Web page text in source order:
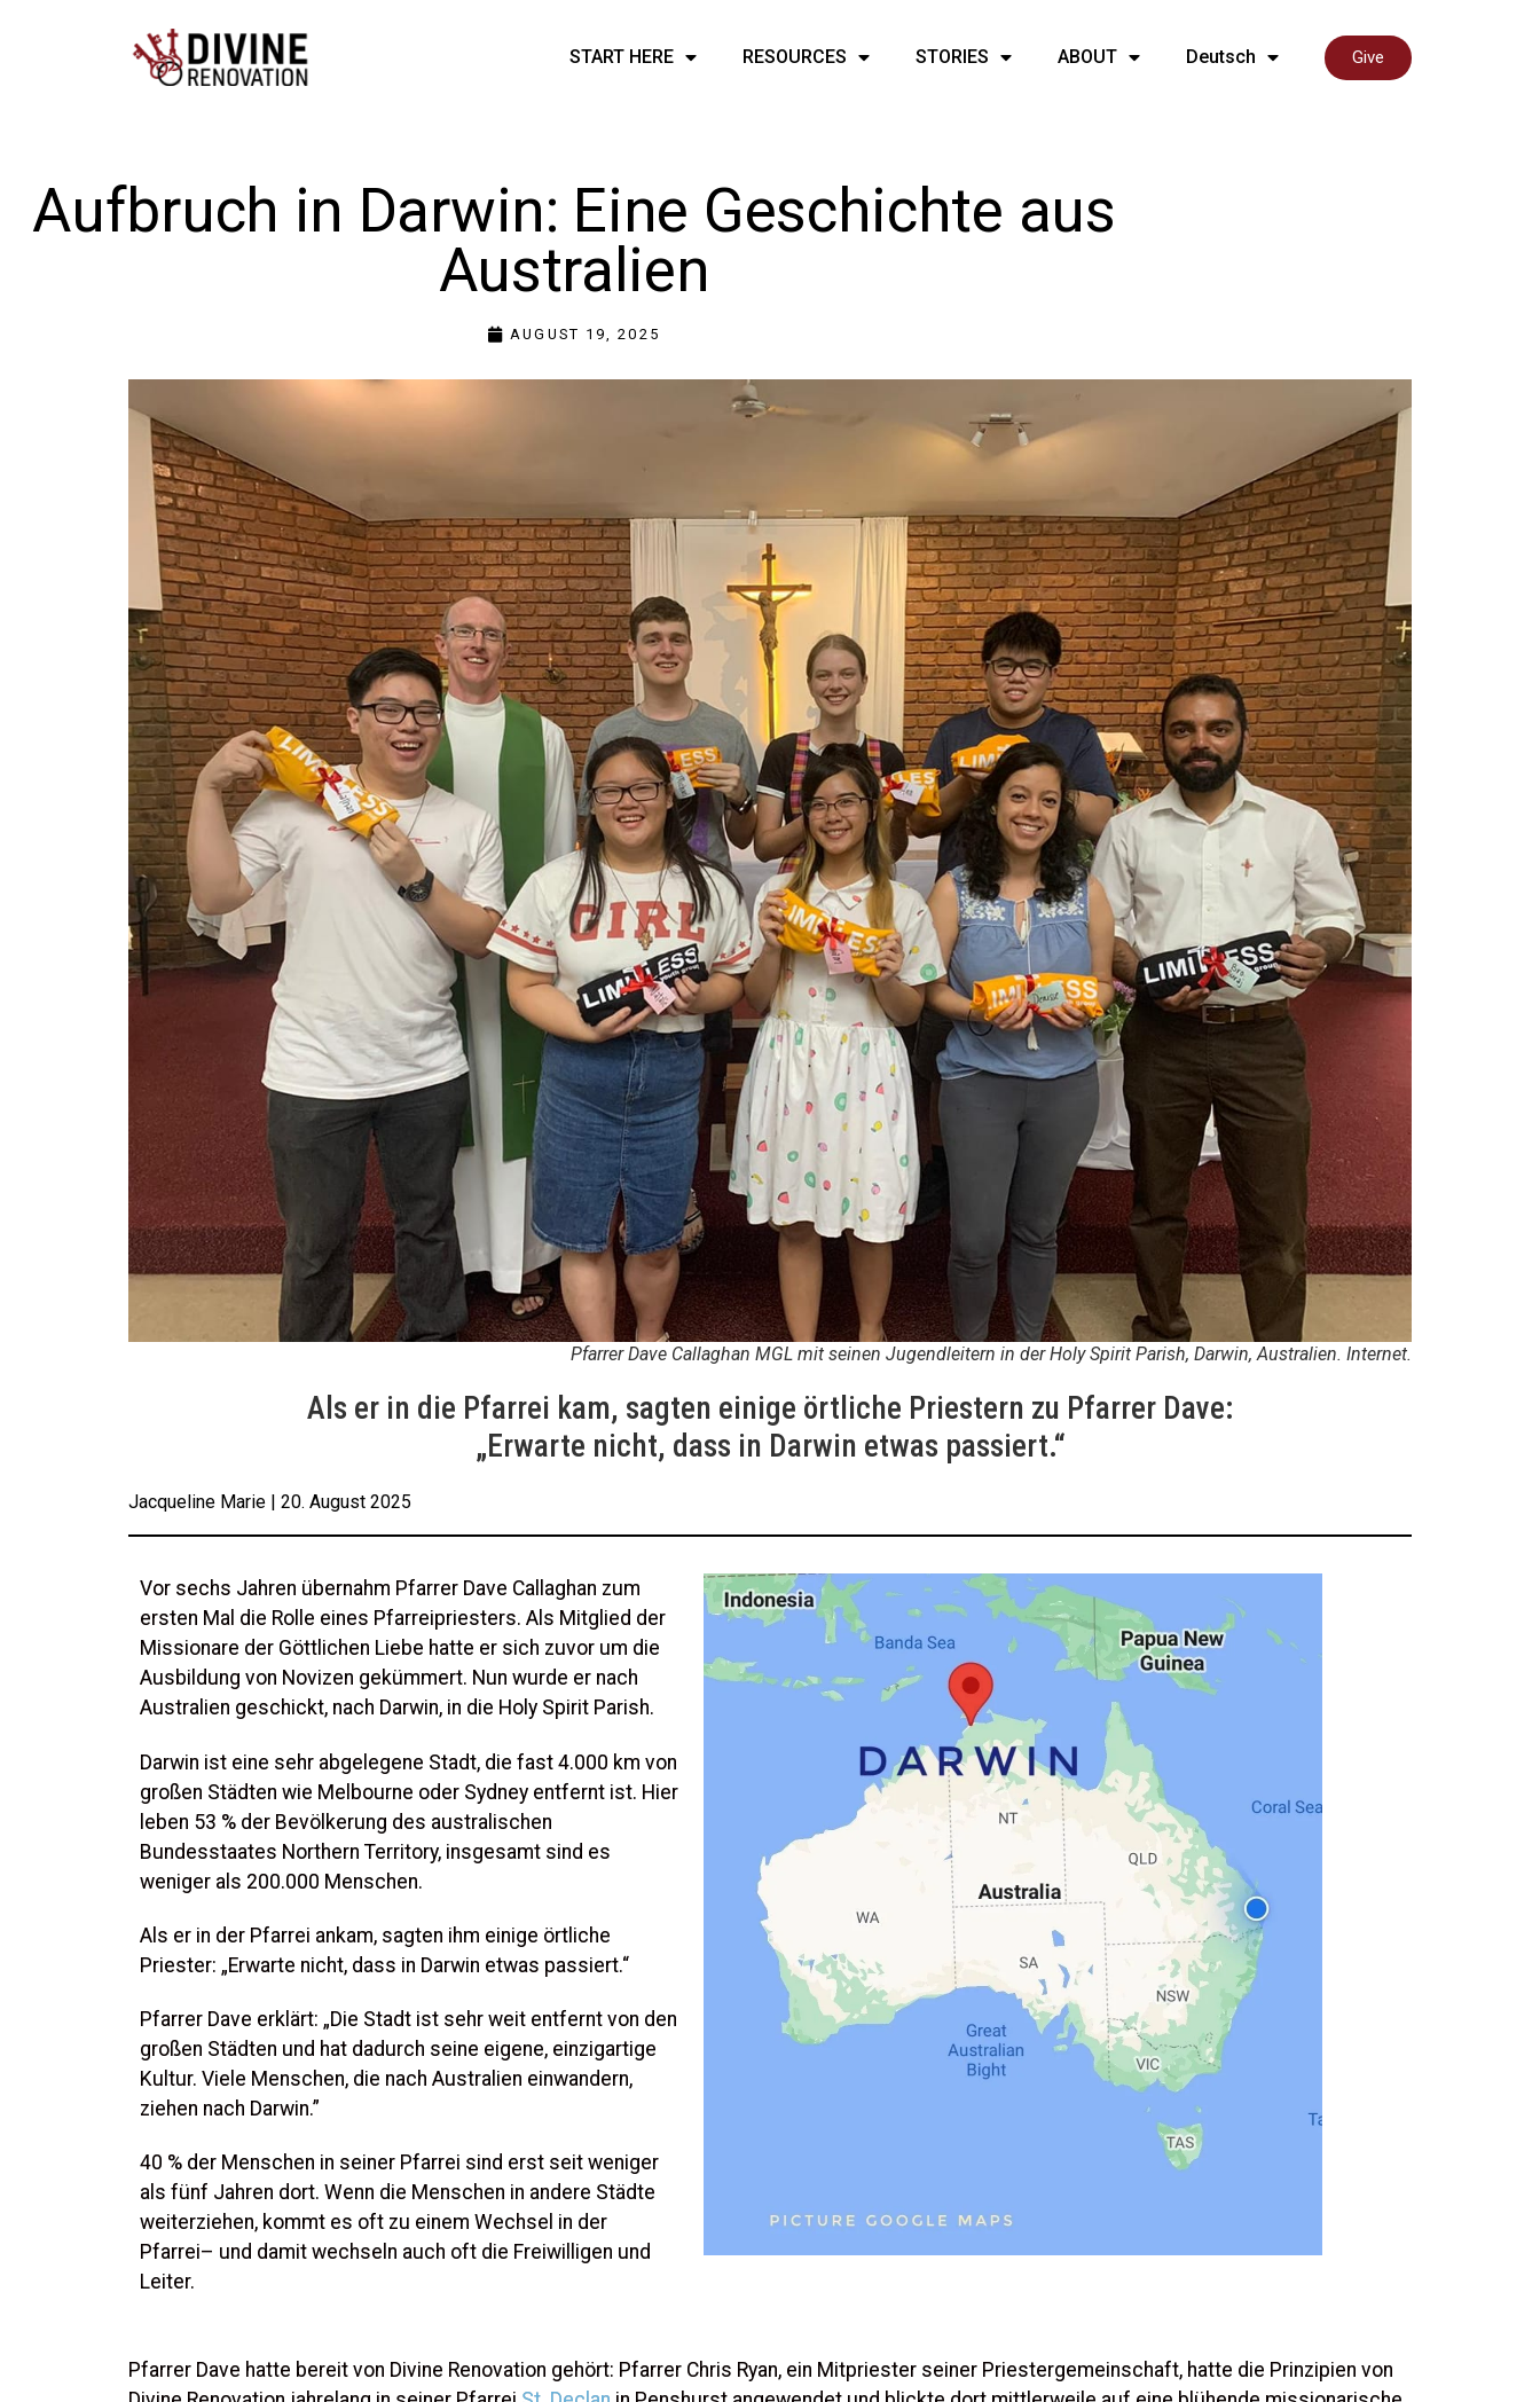
START HERE RESOURCES STORIES ABOUT Deutsch Give
Aufbruch in Darwin: Eine Geschichte aus
Australien
AUGUST 19, 2025
Pfarrer Dave Callaghan MGL mit seinen Jugendleitern in der Holy Spirit Parish, Darwin, Australien. Internet.
Als er in die Pfarrei kam, sagten einige örtliche Priestern zu Pfarrer Dave:
„Erwarte nicht, dass in Darwin etwas passiert.“
Jacqueline Marie | 20. August 2025
Vor sechs Jahren übernahm Pfarrer Dave Callaghan zum
ersten Mal die Rolle eines Pfarreipriesters. Als Mitglied der
Missionare der Göttlichen Liebe hatte er sich zuvor um die
Ausbildung von Novizen gekümmert. Nun wurde er nach
Australien geschickt, nach Darwin, in die Holy Spirit Parish.
Darwin ist eine sehr abgelegene Stadt, die fast 4.000 km von
großen Städten wie Melbourne oder Sydney entfernt ist. Hier
leben 53 % der Bevölkerung des australischen
Bundesstaates Northern Territory, insgesamt sind es
weniger als 200.000 Menschen.
Als er in der Pfarrei ankam, sagten ihm einige örtliche
Priester: „Erwarte nicht, dass in Darwin etwas passiert.“
Pfarrer Dave erklärt: „Die Stadt ist sehr weit entfernt von den
großen Städten und hat dadurch seine eigene, einzigartige
Kultur. Viele Menschen, die nach Australien einwandern,
ziehen nach Darwin.”
40 % der Menschen in seiner Pfarrei sind erst seit weniger
als fünf Jahren dort. Wenn die Menschen in andere Städte
weiterziehen, kommt es oft zu einem Wechsel in der
Pfarrei– und damit wechseln auch oft die Freiwilligen und
Leiter.
Pfarrer Dave hatte bereit von Divine Renovation gehört: Pfarrer Chris Ryan, ein Mitpriester seiner Priestergemeinschaft, hatte die Prinzipien von